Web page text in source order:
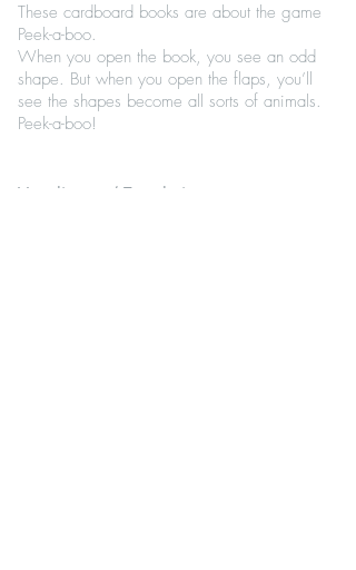
These cardboard books are about the game
Peek-a-boo.
When you open the book, you see an odd
shape. But when you open the flaps, you’ll
see the shapes become all sorts of animals.
Peek-a-boo!
Vertalingen / Translations